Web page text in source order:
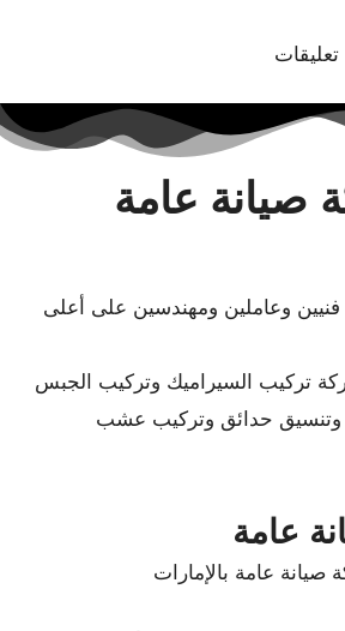
تعليقات
صيانة عامة
وعاملين ومهندسين على أعلى
تركيب السيراميك وتركيب الجبس
وتنسيق حدائق وتركيب عشب
عامة
عامة بالإمارات